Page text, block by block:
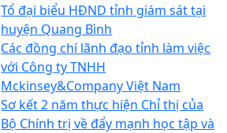
Tổ đại biểu HĐND tỉnh giám sát tại
huyện Quang Bình
Các đồng chí lãnh đạo tỉnh làm việc
với Công ty TNHH
Mckinsey&Company Việt Nam
Sơ kết 2 năm thực hiện Chỉ thị của
Bộ Chính trị về đẩy mạnh học tập và